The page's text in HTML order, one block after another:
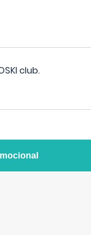
club.